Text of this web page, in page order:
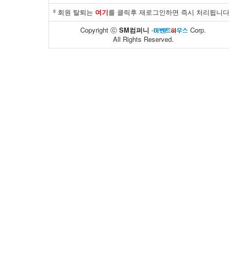
º 회원 탈퇴는 여기를 클릭후 재로그인하면 즉시 처리됩니
Copyright ⓒ SM컴퍼니 -
Corp.
All Rights Reserved.